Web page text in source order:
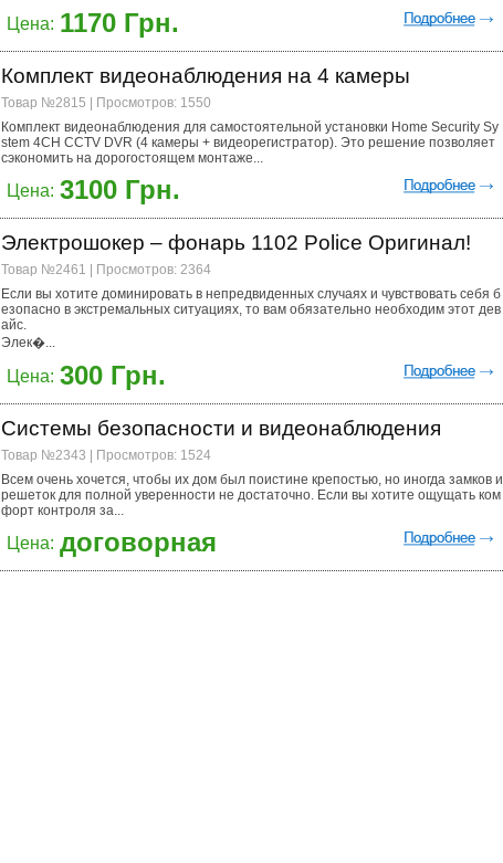
Цена: 1170 Грн.
Комплект видеонаблюдения на 4 камеры
Товар №2815 | Просмотров: 1550
Комплект видеонаблюдения для самостоятельной установки Home Security Sy
stem 4CH CCTV DVR (4 камеры + видеорегистратор). Это решение позволяет
сэкономить на дорогостоящем монтаже...
Цена: 3100 Грн.
Электрошокер – фонарь 1102 Police Оригинал!
Товар №2461 | Просмотров: 2364
Если вы хотите доминировать в непредвиденных случаях и чувствовать себя б
езопасно в экстремальных ситуациях, то вам обязательно необходим этот дев
айс.
Элек�...
Цена: 300 Грн.
Системы безопасности и видеонаблюдения
Товар №2343 | Просмотров: 1524
Всем очень хочется, чтобы их дом был поистине крепостью, но иногда замков и
решеток для полной уверенности не достаточно. Если вы хотите ощущать ком
форт контроля за...
Цена: договорная